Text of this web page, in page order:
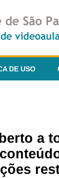
DE USO
a